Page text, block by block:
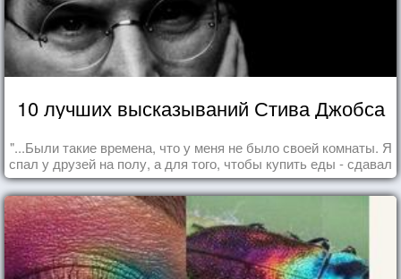
10 лучших высказываний Стива Джобса
"...Были такие времена, что у меня не было своей комнаты. Я
спал у друзей на полу, а для того, чтобы купить еды - сдавал
бутылки из под кока-колы"